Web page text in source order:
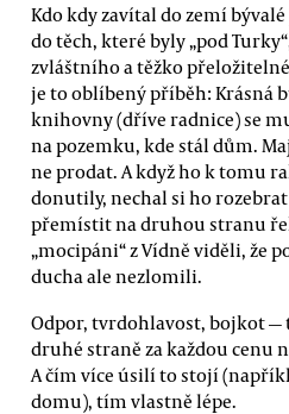
Kdo kdy zavítal do zemí
do těch, které byly „pod
zvláštního a těžko
je to oblíbený příběh: Krásná
knihovny (dříve radnice) se
na pozemku, kde stál dům.
ne prodat. A když ho k tomu
donutily, nechal si ho
přemístit na druhou stranu
„mocipáni“ z Vídně viděli, že
ducha ale nezlomili.
Odpor, tvrdohlavost, bojkot —
druhé straně za každou cenu
A čím více úsilí to stojí
domu), tím vlastně lépe.